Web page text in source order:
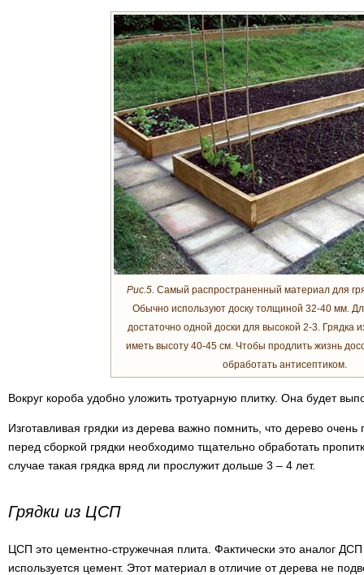
Рис.5. Самый распространенный материал для
Обычно используют доску толщиной 32-40 мм.
достаточно одной доски для высокой 2-3. Грядка
иметь высоту 40-45 см. Чтобы продлить жизнь
обработать антисептиком.
Вокруг короба удобно уложить тротуарную плитку. Она будет
Изготавливая грядки из дерева важно помнить, что дерево
перед сборкой грядки необходимо тщательно обработать
случае такая грядка вряд ли прослужит дольше 3 – 4 лет.
Грядки из ЦСП
ЦСП это цементно-стружечная плита. Фактически это аналог ДСП
используется цемент. Этот материал в отличие от дерева не